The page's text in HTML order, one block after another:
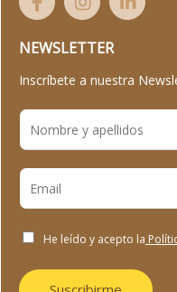
NEWSLETTER
Inscríbete a nuestra
He leído y acepto la